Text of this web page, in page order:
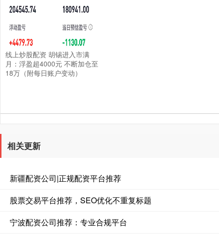
线上炒股配资 胡锡进入市满
月：浮盈超4000元 不断加仓至
18万（附每日账户变动）
相关更新
新疆配资公司|正规配资平台推荐
股票交易平台推荐，SEO优化不重复标题
宁波配资公司推荐：专业合规平台